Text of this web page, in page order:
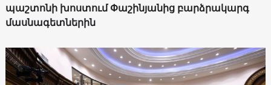
պաշտոնի խոստում Փաշինյանից բարձրակարգ
մասնագետներին